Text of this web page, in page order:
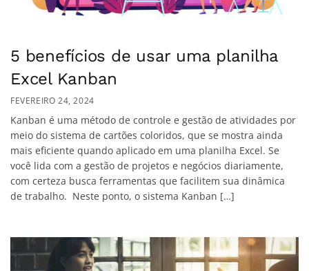
5 benefícios de usar uma planilha
Excel Kanban
FEVEREIRO 24, 2024
Kanban é uma método de controle e gestão de atividades por
meio do sistema de cartões coloridos, que se mostra ainda
mais eficiente quando aplicado em uma planilha Excel. Se
você lida com a gestão de projetos e negócios diariamente,
com certeza busca ferramentas que facilitem sua dinâmica
de trabalho. Neste ponto, o sistema Kanban […]